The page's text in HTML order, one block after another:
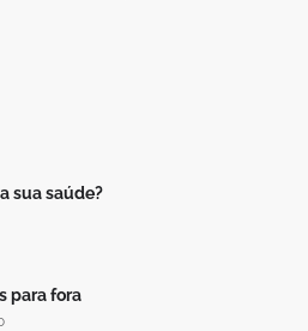
sua saúde?
para fora